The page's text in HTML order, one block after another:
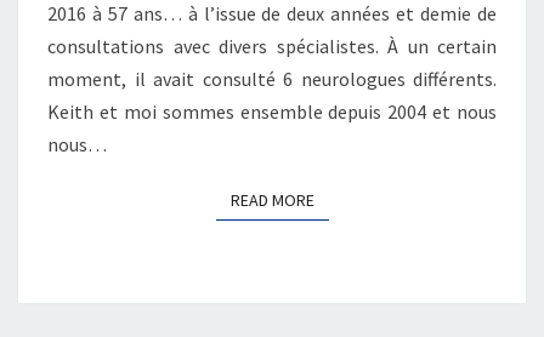
2016 à 57 ans… à l’issue de deux années et demie de
consultations avec divers spécialistes. À un certain
moment, il avait consulté 6 neurologues différents.
Keith et moi sommes ensemble depuis 2004 et nous
nous…
READ MOREREAD MORE